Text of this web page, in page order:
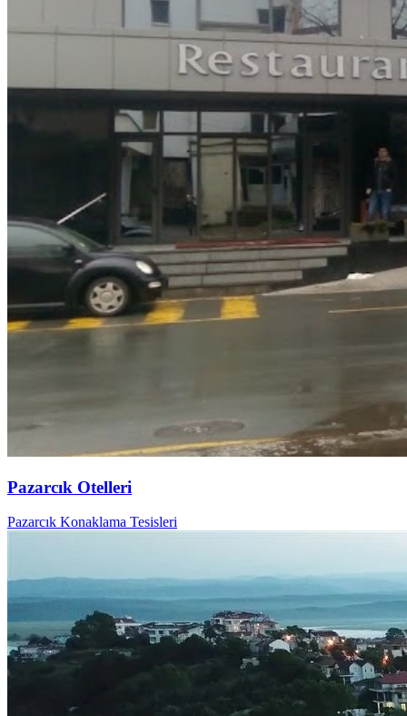
Pazarcık Otelleri
Pazarcık Konaklama Tesisleri